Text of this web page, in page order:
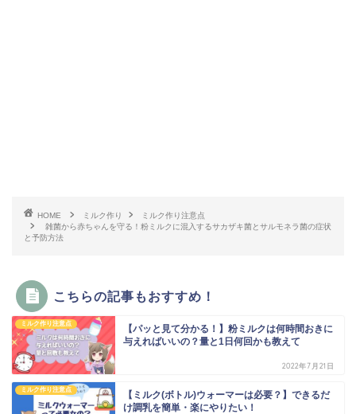
HOME ミルク作り
ミルク作り注意点
雑菌から赤ちゃんを守る！粉ミルクに混入するサカザキ菌とサルモネラ菌の症状
と予防方法
こちらの記事もおすすめ！
ミルク作り注意点
【パッと見て分かる！】粉ミルクは何時間おきに
与えればいいの？量と1日何回かも教えて
2022年7月21日
ミルク作り注意点
【ミルク(ボトル)ウォーマーは必要？】できるだ
け調乳を簡単・楽にやりたい！